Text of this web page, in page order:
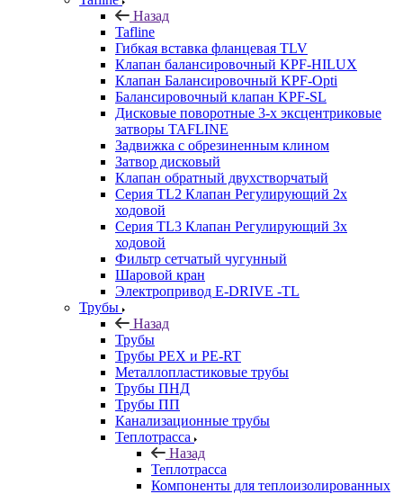
Назад
Tafline
Гибкая вставка фланцевая TLV
Клапан балансировочный KPF-HILUX
Клапан Балансировочный KPF-Opti
Балансировочный клапан KPF-SL
Дисковые поворотные 3-х эксцентриковые
затворы TAFLINE
Задвижка с обрезиненным клином
Затвор дисковый
Клапан обратный двухстворчатый
Серия TL2 Клапан Регулирующий 2х
ходовой
Серия TL3 Клапан Регулирующий 3х
ходовой
Фильтр сетчатый чугунный
Шаровой кран
Электропривод E-DRIVE -TL
Трубы
Назад
Трубы
Трубы PEX и PE-RT
Металлопластиковые трубы
Трубы ПНД
Трубы ПП
Канализационные трубы
Теплотрасса
Назад
Теплотрасса
Компоненты для теплоизолированных